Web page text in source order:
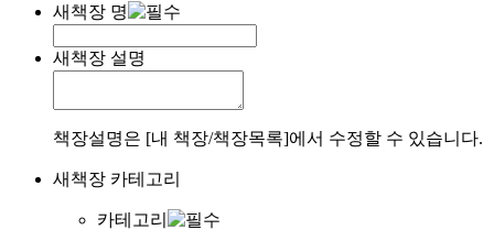
새책장 명
새책장 설명
책장설명은 [내 책장/책장목록]에서 수정할 수 있습니다.
새책장 카테고리
카테고리